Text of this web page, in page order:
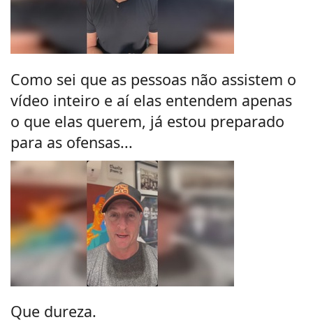
Como sei que as pessoas não assistem o
vídeo inteiro e aí elas entendem apenas
o que elas querem, já estou preparado
para as ofensas...
Que dureza.